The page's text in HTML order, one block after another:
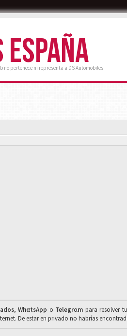
ESPAÑA
no pertenece ni representa a DS Automobiles.
,WhαtsApp o Telegrαm para resolver
De estar en privado no habrías